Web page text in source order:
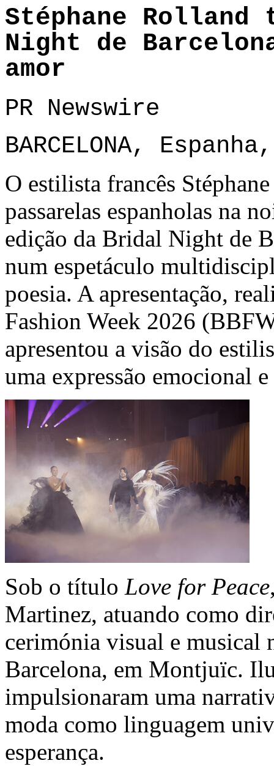
Stéphane
Night de
amor
PR Newswire
BARCELONA,
O estilista francês
passarelas espanholas na
edição da Bridal Night de
num espetáculo
poesia. A apresentação,
Fashion Week 2026 (
apresentou a visão do
uma expressão emocional
Sob o título Love for Peace
Martinez, atuando como
cerimónia visual e musical
Barcelona, em Montjuïc.
impulsionaram uma
moda como linguagem
esperança.